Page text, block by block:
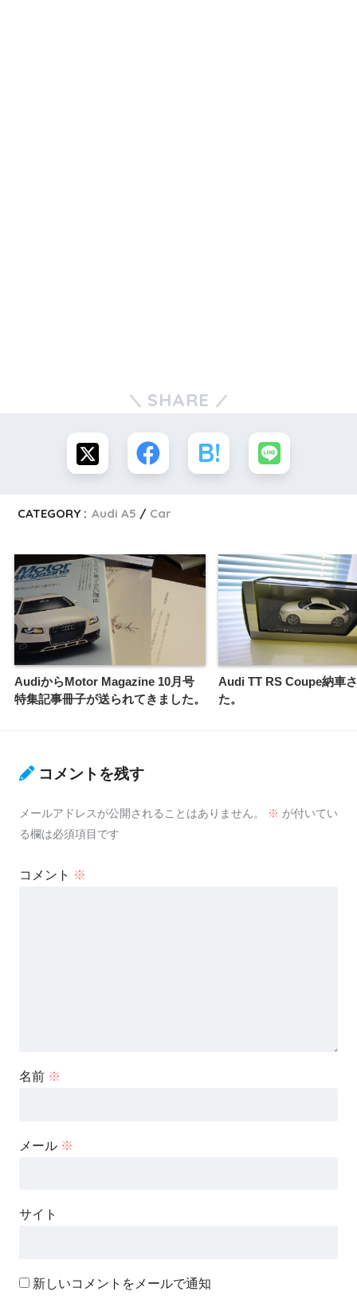
SHARE
CATEGORY : Audi A5 Car
AudiからMotor Magazine 10月号
特集記事冊子が送られてきました。
Audi TT RS Coupe納車
た。
コメントを残す
メールアドレスが公開されることはありません。 ※ が付いてい
る欄は必須項目です
コメント ※
名前 ※
メール ※
サイト
新しいコメントをメールで通知